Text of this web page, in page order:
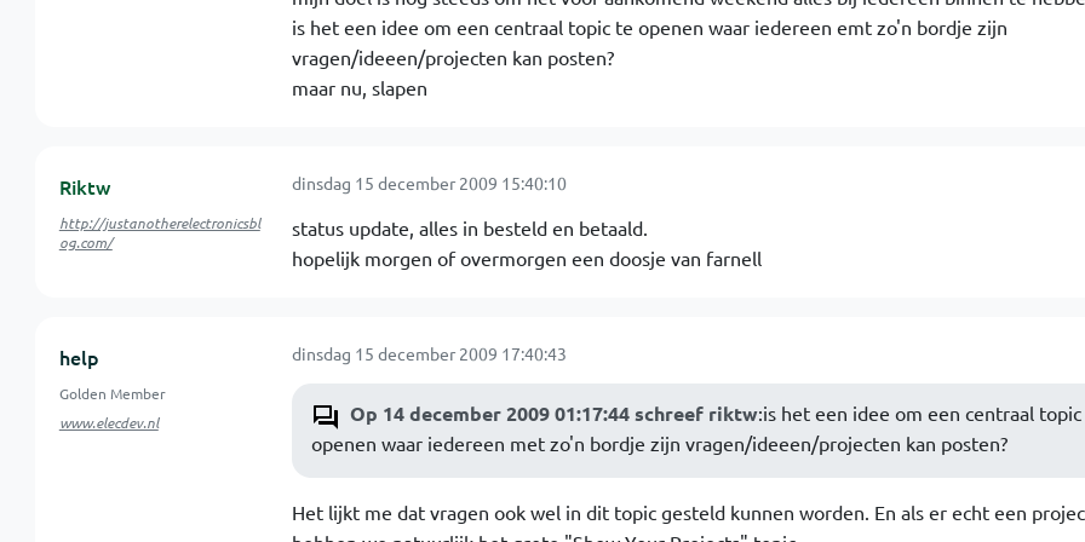
is het een idee om een centraal topic te openen waar iedereen emt zo'n bordje zijn
vragen/ideeen/projecten kan posten?
maar nu, slapen
Riktw
http://justanotherelectronicsbl
og.com/
dinsdag 15 december 2009 15:40:10
status update, alles in besteld en betaald.
hopelijk morgen of overmorgen een doosje van farnell
help
Golden Member
www.elecdev.nl
dinsdag 15 december 2009 17:40:43
Op 14 december 2009 01:17:44 schreef riktw:is het een idee om een centraal
openen waar iedereen met zo'n bordje zijn vragen/ideeen/projecten kan posten?
Het lijkt me dat vragen ook wel in dit topic gesteld kunnen worden. En als er echt een